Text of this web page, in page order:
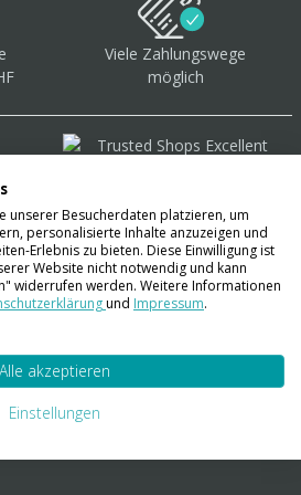
Viele Zahlungswege
möglich
unserer Besucherdaten platzieren, um
personalisierte Inhalte anzuzeigen und
Erlebnis zu bieten. Diese Einwilligung ist
Website nicht notwendig und kann
widerrufen werden. Weitere Informationen
und Impressum.
Alle akzeptieren
Einstellungen